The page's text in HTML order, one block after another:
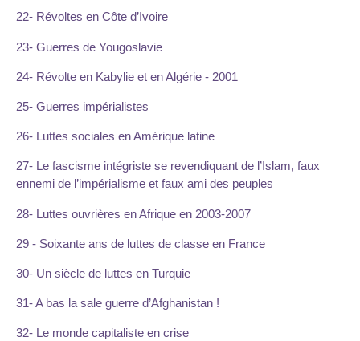
22- Révoltes en Côte d’Ivoire
23- Guerres de Yougoslavie
24- Révolte en Kabylie et en Algérie - 2001
25- Guerres impérialistes
26- Luttes sociales en Amérique latine
27- Le fascisme intégriste se revendiquant de l’Islam, faux
ennemi de l’impérialisme et faux ami des peuples
28- Luttes ouvrières en Afrique en 2003-2007
29 - Soixante ans de luttes de classe en France
30- Un siècle de luttes en Turquie
31- A bas la sale guerre d’Afghanistan !
32- Le monde capitaliste en crise